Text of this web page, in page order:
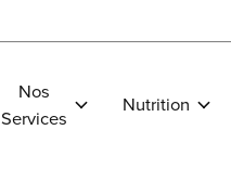
Nos
Services
Nutrition